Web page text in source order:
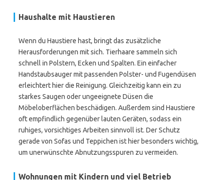
Haushalte mit Haustieren
Wenn du Haustiere hast, bringt das zusätzliche
Herausforderungen mit sich. Tierhaare sammeln sich
schnell in Polstern, Ecken und Spalten. Ein einfacher
Handstaubsauger mit passenden Polster- und Fugendüsen
erleichtert hier die Reinigung. Gleichzeitig kann ein zu
starkes Saugen oder ungeeignete Düsen die
Möbeloberflächen beschädigen. Außerdem sind Haustiere
oft empfindlich gegenüber lauten Geräten, sodass ein
ruhiges, vorsichtiges Arbeiten sinnvoll ist. Der Schutz
gerade von Sofas und Teppichen ist hier besonders wichtig,
um unerwünschte Abnutzungsspuren zu vermeiden.
Wohnungen mit Kindern und viel Betrieb